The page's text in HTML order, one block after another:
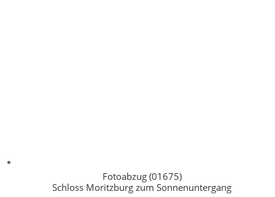
Fotoabzug (01675)
Schloss Moritzburg zum Sonnenuntergang